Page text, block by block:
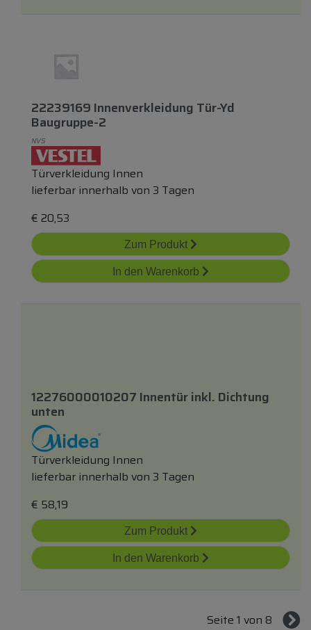
22239169 Innenverkleidung Tür-Yd
Baugruppe-2
NVS
Türverkleidung Innen
lieferbar innerhalb von 3 Tagen
€ 20,53
Zum Produkt
In den Warenkorb
12276000010207 Innentürinkl. Dichtung
unten
Türverkleidung Innen
lieferbar innerhalb von 3 Tagen
€ 58,19
Zum Produkt
In den Warenkorb
Seite 1 von 8